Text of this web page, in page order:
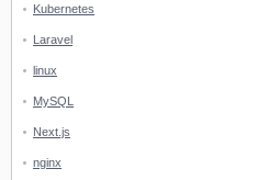
Kubernetes
Laravel
linux
MySQL
Next.js
nginx